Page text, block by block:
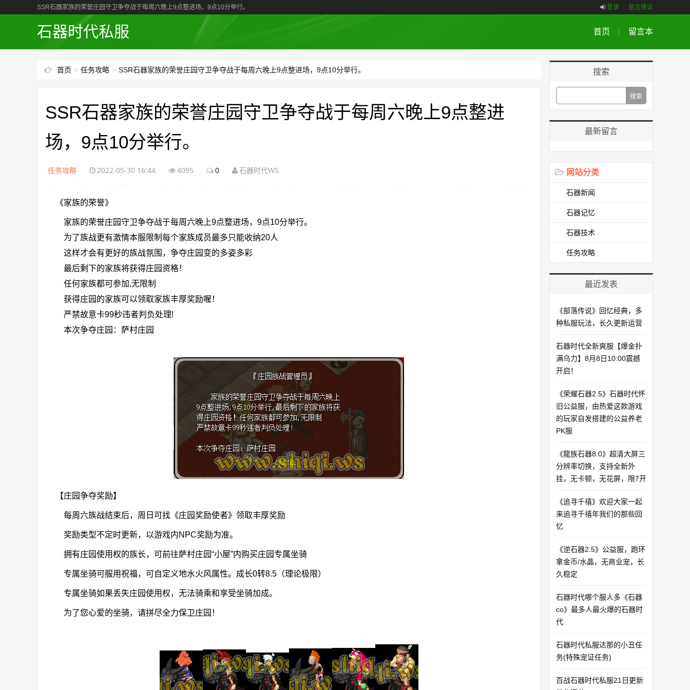
SSR石器家族的荣誉庄园守卫争夺战于每周六晚上9点整进场，9点10分举行。 登录 留言建议
石器时代私服 首页 留言本
首页 > 任务攻略 > SSR石器家族的荣誉庄园守卫争夺战于每周六晚上9点整进场，9点10分举行。
SSR石器家族的荣誉庄园守卫争夺战于每周六晚上9点整进
场，9点10分举行。
任务攻略 2022-05-30 16:44 4095 0 石器时代WS
《家族的荣誉》
家族的荣誉庄园守卫争夺战于每周六晚上9点整进场，9点10分举行。
为了族战更有激情本服限制每个家族成员最多只能收纳20人
这样才会有更好的族战氛围，争夺庄园变的多姿多彩
最后剩下的家族将获得庄园资格！
任何家族都可参加,无限制
获得庄园的家族可以领取家族丰厚奖励喔！
严禁故意卡99秒违者判负处理!
本次争夺庄园：萨村庄园
【庄园争夺奖励】
每周六族战结束后，周日可找《庄园奖励使者》领取丰厚奖励
奖励类型不定时更新，以游戏内NPC奖励为准。
拥有庄园使用权的族长，可前往萨村庄园“小屋”内购买庄园专属坐骑
专属坐骑可服用祝福，可自定义地水火风属性。成长0转8.5（理论极限）
专属坐骑如果丢失庄园使用权，无法骑乘和享受坐骑加成。
为了您心爱的坐骑，请拼尽全力保卫庄园！
搜索
最新留言
网站分类
石器新闻
石器记忆
石器技术
任务攻略
最近发表
《部落传说》回忆经典，多
种私服玩法，长久更新运营
石器时代全新爽服【爆金扑
满乌力】8月8日10:00震撼
开启！​
《荣耀石器2.5》石器时代怀
旧公益服，由热爱这款游戏
的玩家自发搭建的公益养老
PK服
《龍族石器8.0》超清大屏三
分辨率切换，支持全新外
挂，无卡顿，无花屏，限7开
《追寻千禧》欢迎大家一起
来追寻千禧年我们的那些回
忆
《逆石器2.5》公益服，跑环
拿金币/水晶，无商业宠，长
久稳定
石器时代哪个服人多《石器
co》最多人最火爆的石器时
代
石器时代私服达那的小丑任
务(特殊宠证任务)
百战石器时代私服21日更新